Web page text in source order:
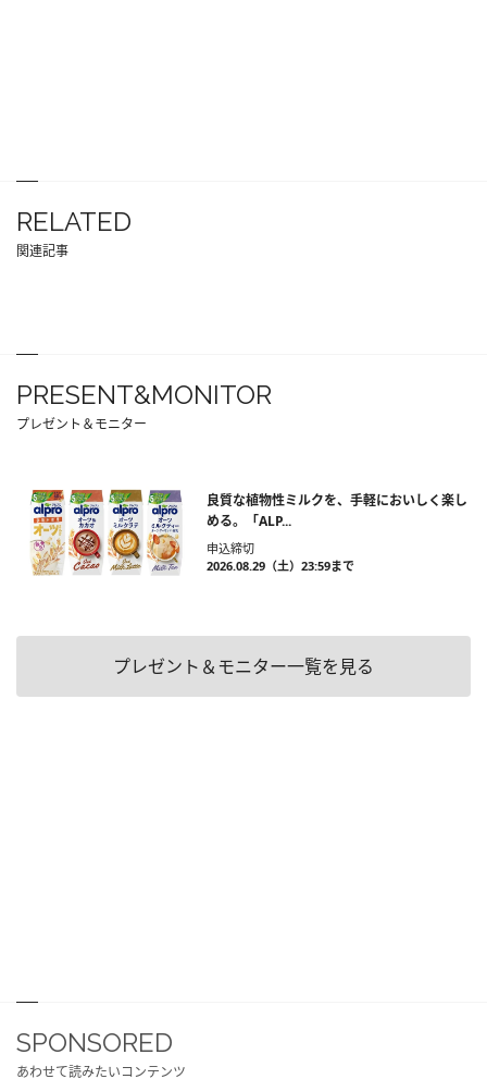
RELATED
関連記事
PRESENT&MONITOR
プレゼント＆モニター
良質な植物性ミルクを、手軽においしく楽し
める。「ALP...
申込締切
2026.08.29（土）23:59まで
プレゼント＆モニター一覧を見る
SPONSORED
あわせて読みたいコンテンツ